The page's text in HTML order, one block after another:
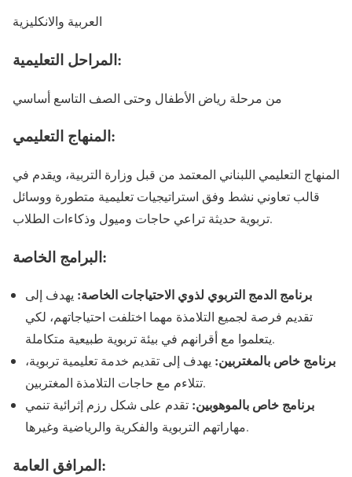
العربية والانكليزية
المراحل التعليمية:
من مرحلة رياض الأطفال وحتى الصف التاسع أساسي
المنهاج التعليمي:
المنهاج التعليمي اللبناني المعتمد من قبل وزارة التربية، ويقدم في
قالب تعاوني نشط وفق استراتيجيات تعليمية متطورة ووسائل
تربوية حديثة تراعي حاجات وميول وذكاءات الطلاب.
البرامج الخاصة:
برنامج الدمج التربوي لذوي الاحتياجات الخاصة: يهدف إلى
تقديم فرصة لجميع التلامذة مهما اختلفت احتياجاتهم، لكي
يتعلموا مع أقرانهم في بيئة تربوية طبيعية متكاملة.
برنامج خاص بالمغتربين: يهدف إلى تقديم خدمة تعليمية تربوية،
تتلاءم مع حاجات التلامذة المغتربين.
برنامج خاص بالموهوبين: تقدم على شكل رزم إثرائية تنمي
مهاراتهم التربوية والفكرية والرياضية وغيرها.
المرافق العامة: